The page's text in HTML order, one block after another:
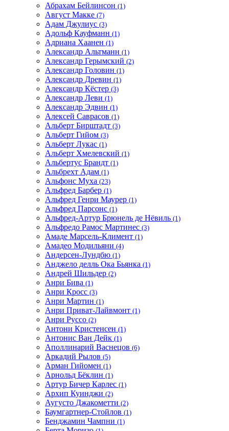
Абрахам Бейлинсон (1)
Август Макке (7)
Адам Джулиус (3)
Адольф Кауфманн (1)
Адриана Хаанен (1)
Александр Альтманн (1)
Александр Герымский (2)
Александр Головин (1)
Александр Древин (1)
Александр Кёстер (3)
Александр Леви (1)
Александр Эдвин (1)
Алексей Саврасов (1)
Альберт Бирштадт (3)
Альберт Гийом (3)
Альберт Лукас (1)
Альберт Хмелевский (1)
Альбертус Брандт (1)
Альбрехт Адам (1)
Альфонс Муха (23)
Альфред Барбер (1)
Альфред Генри Маурер (1)
Альфред Парсонс (1)
Альфред-Артур Брюнель де Нёвиль (1)
Альфредо Рамос Мартинес (3)
Амаде Марсель-Климент (1)
Амадео Модильяни (4)
Андерсен-Лундбю (1)
Анджело делль Ока Бьянка (1)
Андрей Шильдер (2)
Анри Бива (1)
Анри Кросс (3)
Анри Мартин (1)
Анри Приват-Лайвмонт (1)
Анри Руссо (2)
Антони Кристенсен (1)
Антонис Ван Дейк (1)
Аполлинарий Васнецов (6)
Аркадий Рылов (5)
Арман Гийомен (1)
Арнольд Бёклин (1)
Артур Бичер Карлес (1)
Архип Куинджи (2)
Аугусто Джакометти (2)
Баумгартнер-Стойлов (1)
Бенджамин Чампни (1)